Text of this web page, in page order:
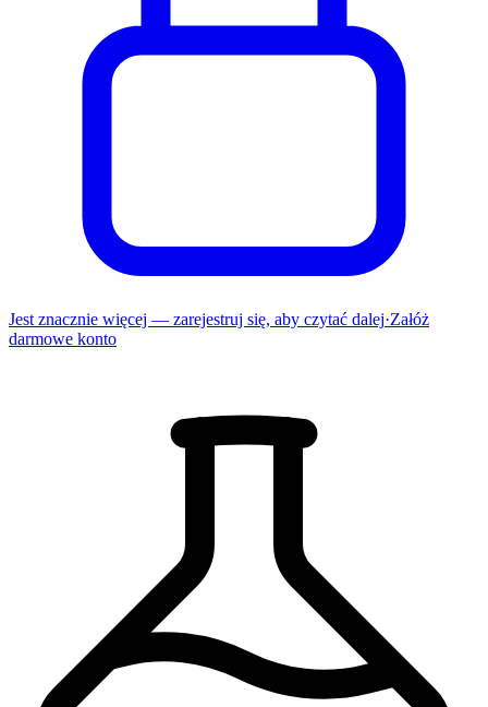
Jest znacznie więcej — zarejestruj się, aby czytać dalej·Załóż
darmowe konto